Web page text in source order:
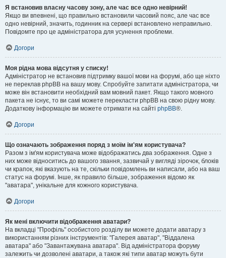
Я встановив власну часову зону, але час все одно невірний!
Якщо ви впевнені, що правильно встановили часовий пояс, але час все
одно невірний, значить, годинник на сервері встановлено неправильно.
Повідомте про це адміністратора для усунення проблеми.
Догори
Моя рідна мова відсутня у списку!
Адміністратор не встановив підтримку вашої мови на форумі, або ще ніхто
не переклав phpBB на вашу мову. Спробуйте запитати адміністратора, чи
може він встановити необхідний вам мовний пакет. Якщо такого мовного
пакета не існує, то ви самі можете перекласти phpBB на свою рідну мову.
Додаткову інформацію ви можете отримати на сайті phpBB®.
Догори
Що означають зображення поряд з моїм ім'ям користувача?
Разом з ім'ям користувача може відображатись два зображення. Одне з
них може відноситись до вашого звання, зазвичай у вигляді зірочок, блоків
чи крапок, які вказують на те, скільки повідомлень ви написали, або на ваш
статус на форумі. Інше, як правило більше, зображення відомо як
"аватара", унікальне для кожного користувача.
Догори
Як мені включити відображення аватари?
На вкладці "Профіль" особистого розділу ви можете додати аватару з
використанням різних інструментів: "Галерея аватар", "Віддалена
аватара" або "Завантажувана аватара". Від адміністратора форуму
залежить чи дозволені аватари, а також які типи аватар можуть бути